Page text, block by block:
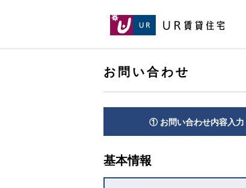
お問い合わせ
① お問い合わせ内容入力
基本情報